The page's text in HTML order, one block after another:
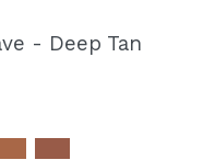
potrai fare i tuoi
stato dei tuoi ordini e
- Deep Tan